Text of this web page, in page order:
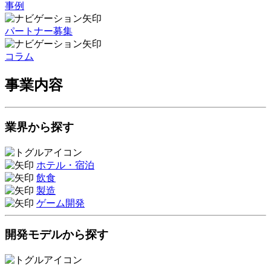
事例
パートナー募集
コラム
事業内容
業界から探す
ホテル・宿泊
飲食
製造
ゲーム開発
開発モデルから探す